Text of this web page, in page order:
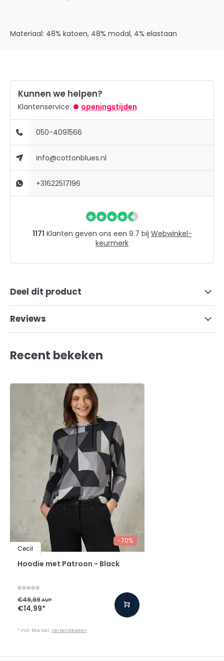
Materiaal: 48% katoen, 48% modal, 4% elastaan
Kunnen we helpen?
Klantenservice: openingstijden
050-4091566
info@cottonblues.nl
+31622517196
1171 Klanten geven ons een 9.7 bij Webwinkel-
keurmerk
Deel dit product
Reviews
Recent bekeken
-70%
Cecil
Hoodie met Patroon - Black
€49,99AVP
€14,99*
* Incl. btw Excl.Verzendkosten